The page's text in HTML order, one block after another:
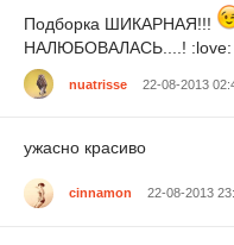
Подборка ШИКАРНАЯ!!!
НАЛЮБОВАЛАСЬ....! :love:
nuatrisse 22-08-2013
ужасно красиво
cinnamon 22-08-2013